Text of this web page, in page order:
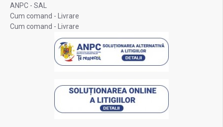
ANPC - SAL
Cum comand - Livrare
Cum comand - Livrare